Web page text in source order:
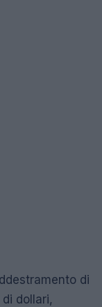
di
dollari,